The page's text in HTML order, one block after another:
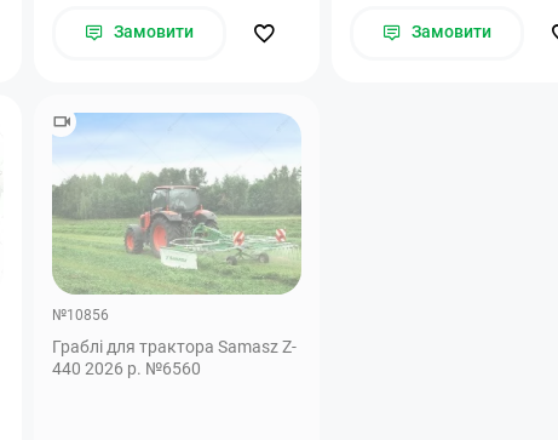
Замовити Замовити
№10856
Граблі для трактора Samasz Z-
440 2026 р. №6560